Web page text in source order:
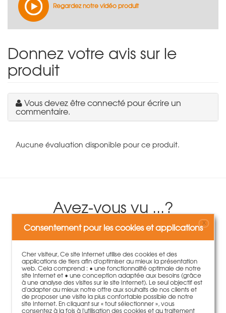
Regardez notre vidéo produit
Donnez votre avis sur le
produit
Vous devez être connecté pour écrire un
commentaire.
Aucune évaluation disponible pour ce produit.
Avez-vous vu ...?
Consentement pour les cookies et applicationsX
Cher visiteur, Ce site Internet utilise des cookies et des
applications de tiers afin d'optimiser au mieux la présentation
web. Cela comprend : • une fonctionnalité optimale de notre
site Internet et • une conception adaptée aux besoins (grâce
à une analyse des visites sur le site Internet). Le seul objectif est
d'adapter au mieux notre offre aux souhaits de nos clients et
de proposer une visite la plus confortable possible de notre
site Internet. En cliquant sur « tout sélectionner », vous
consentez à la fois à l'utilisation des cookies et au traitement